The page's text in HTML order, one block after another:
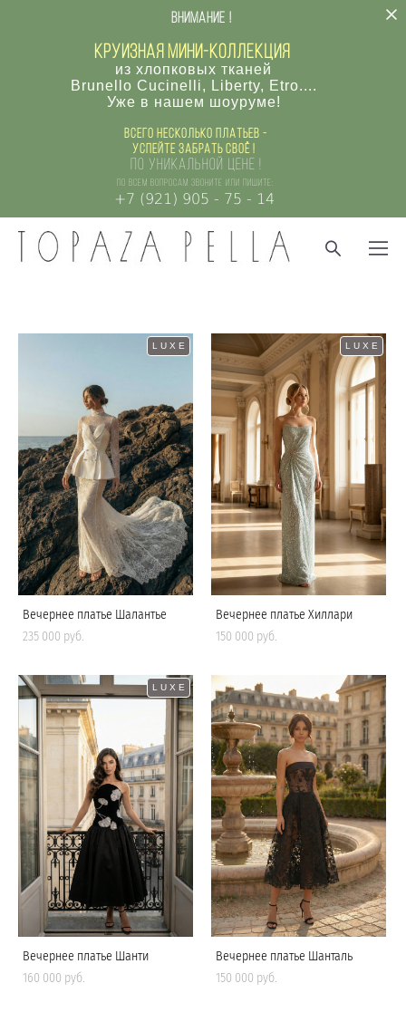
внимание !
круизная мини-коллекция
из хлопковых тканей
Brunello Cucinelli, Liberty, Etro....
Уже в нашем шоуруме!
Всего несколько платьев -
успейте забрать своё !
по уникальной цене !
по всем вопросам звоните или пишите:
+7 (921) 905 - 75 - 14
LUXE
Вечернее платье Шалантье
235 000 pуб.
LUXE
Вечернее платье Хиллари
150 000 pуб.
LUXE
Вечернее платье Шанти
160 000 pуб.
Вечернее платье Шанталь
150 000 pуб.